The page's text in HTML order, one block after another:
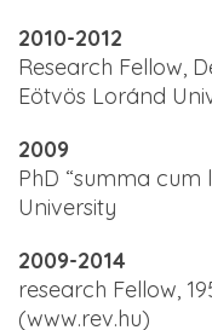
2010-2012
Research Fellow,
Eötvös Loránd
2009
PhD “summa cum
University
2009-2014
research Fellow,
(www.rev.hu)